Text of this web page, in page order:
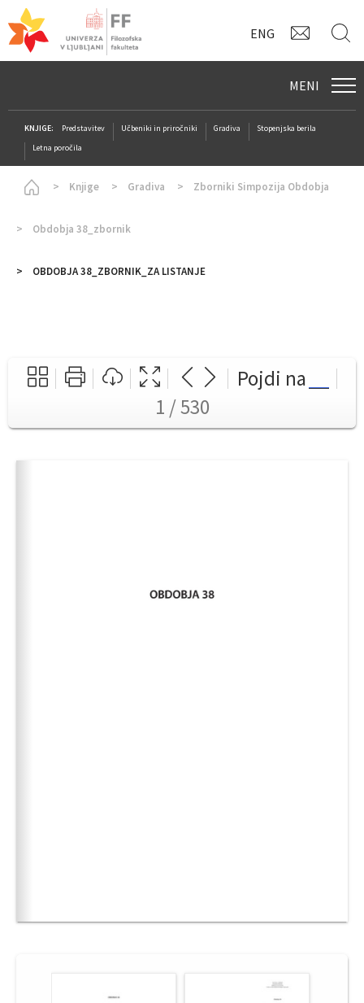
ENG
MENI
KNJIGE: Predstavitev Učbeniki in priročniki Gradiva
Stopenjska berila
Letna poročila
Homepage
Knjige Gradiva Zborniki Simpozija Obdobja
Obdobja 38_zbornik
OBDOBJA 38_ZBORNIK_ZA LISTANJE
Pojdi na
1 / 530